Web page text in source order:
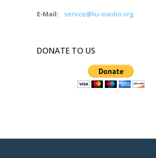
E-Mail: service@liu-xiaobo.org
DONATE TO US